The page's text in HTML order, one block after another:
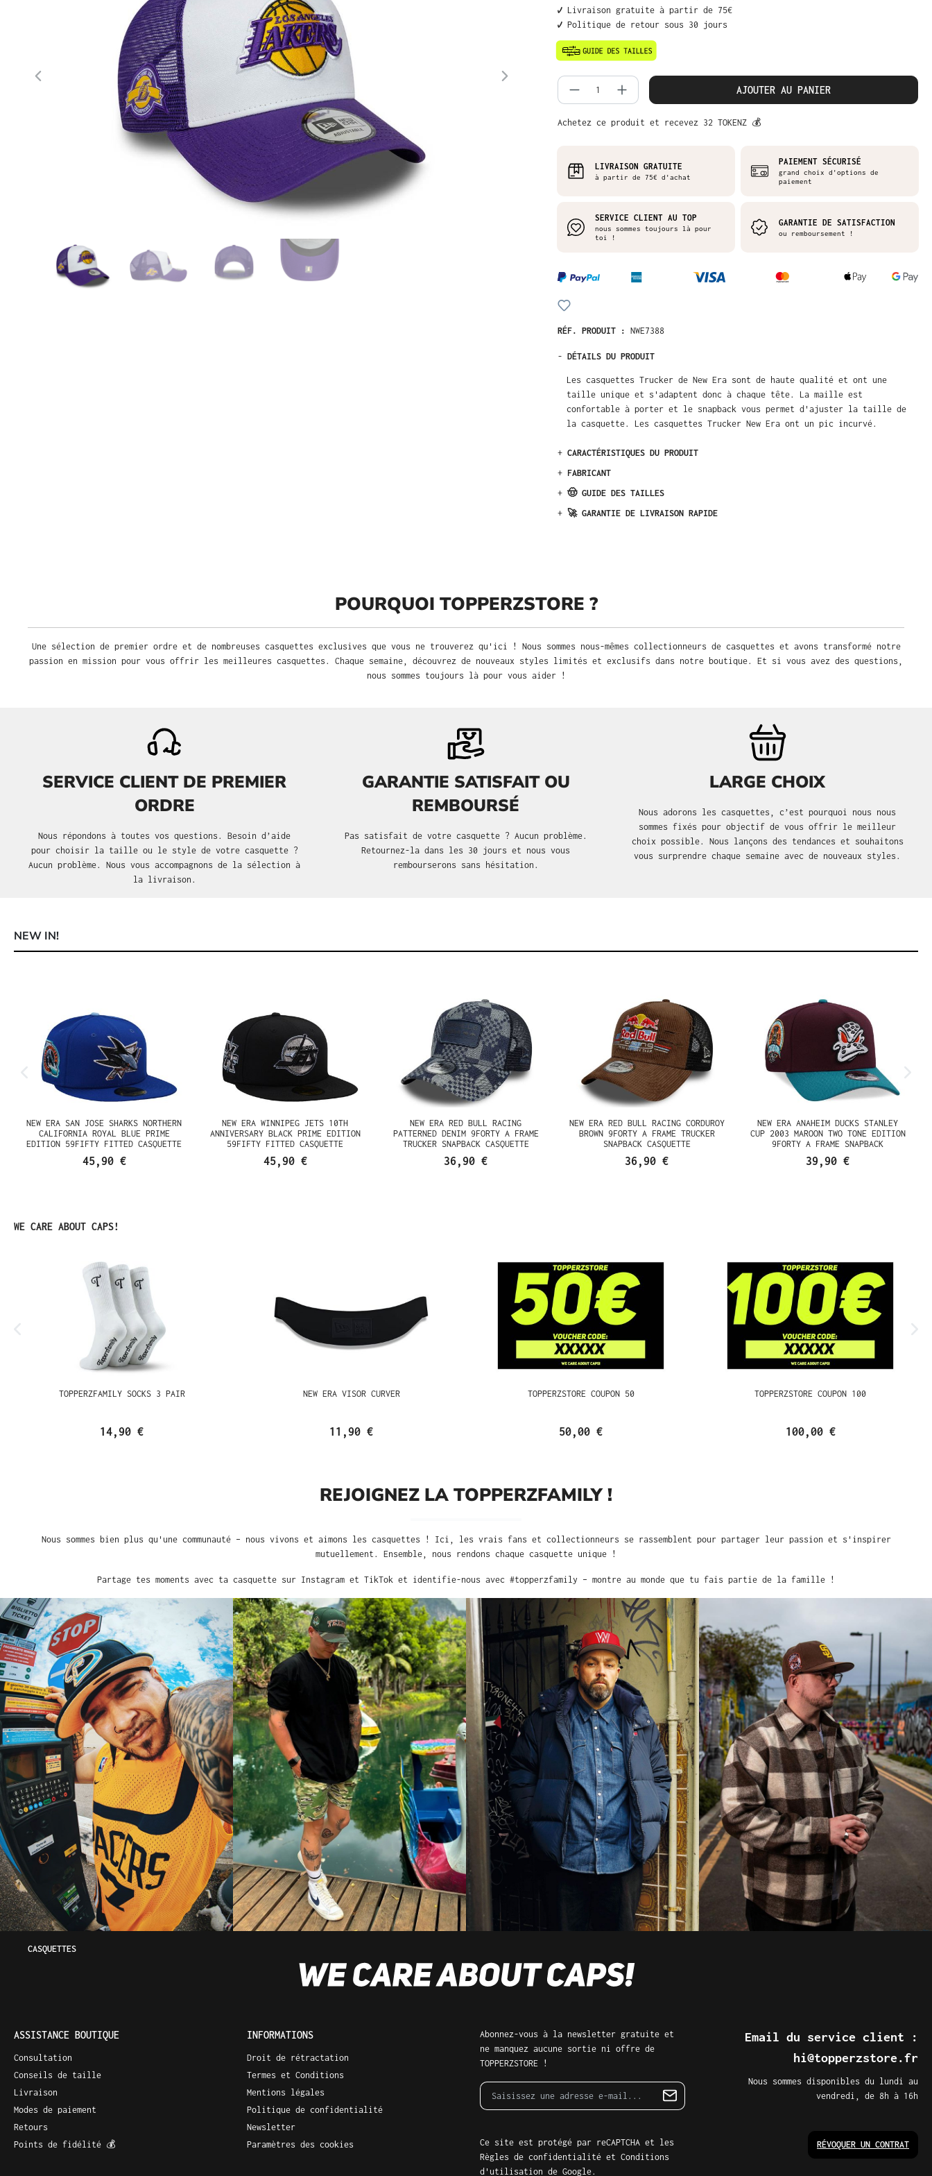
✔️ Livraison gratuite à partir de 75€
✔️ Politique de retour sous 30 jours
Quantité de produit : Entrez la quantité
AJOUTER AU PANIER
Achetez ce produit et recevez 32 TOKENZ 💰
LIVRAISON GRATUITE
à partir de 75€ d'achat
PAIEMENT SÉCURISÉ
grand choix d'options de
paiement
SERVICE CLIENT AU TOP
nous sommes toujours là pour
toi !
GARANTIE DE SATISFACTION
ou remboursement !
RÉF. PRODUIT : NWE7388
- DÉTAILS DU PRODUIT
Les casquettes Trucker de New Era sont de haute qualité et ont une
taille unique et s'adaptent donc à chaque tête. La maille est
confortable à porter et le snapback vous permet d'ajuster la taille de
la casquette. Les casquettes Trucker New Era ont un pic incurvé.
+ CARACTÉRISTIQUES DU PRODUIT
+ FABRICANT
+ 🤠 GUIDE DES TAILLES
+ 🚀 GARANTIE DE LIVRAISON RAPIDE
POURQUOI TOPPERZSTORE ?
Une sélection de premier ordre et de nombreuses casquettes exclusives que vous ne trouverez qu'ici ! Nous sommes nous-mêmes collectionneurs de casquettes et avons transformé notre
passion en mission pour vous offrir les meilleures casquettes. Chaque semaine, découvrez de nouveaux styles limités et exclusifs dans notre boutique. Et si vous avez des questions,
nous sommes toujours là pour vous aider !
SERVICE CLIENT DE PREMIER
ORDRE
Nous répondons à toutes vos questions. Besoin d’aide
pour choisir la taille ou le style de votre casquette ?
Aucun problème. Nous vous accompagnons de la sélection à
la livraison.
GARANTIE SATISFAIT OU
REMBOURSÉ
Pas satisfait de votre casquette ? Aucun problème.
Retournez-la dans les 30 jours et nous vous
rembourserons sans hésitation.
LARGE CHOIX
Nous adorons les casquettes, c’est pourquoi nous nous
sommes fixés pour objectif de vous offrir le meilleur
choix possible. Nous lançons des tendances et souhaitons
vous surprendre chaque semaine avec de nouveaux styles.
NEW IN!
NEW ERA SAN JOSE SHARKS NORTHERN
CALIFORNIA ROYAL BLUE PRIME
EDITION 59FIFTY FITTED CASQUETTE
45,90 €
NEW ERA WINNIPEG JETS 10TH
ANNIVERSARY BLACK PRIME EDITION
59FIFTY FITTED CASQUETTE
45,90 €
NEW ERA RED BULL RACING
PATTERNED DENIM 9FORTY A FRAME
TRUCKER SNAPBACK CASQUETTE
36,90 €
NEW ERA RED BULL RACING CORDUROY
BROWN 9FORTY A FRAME TRUCKER
SNAPBACK CASQUETTE
36,90 €
NEW ERA ANAHEIM DUCKS STANLEY
CUP 2003 MAROON TWO TONE EDITION
9FORTY A FRAME SNAPBACK
39,90 €
Ignorer la galerie de produits
WE CARE ABOUT CAPS!
TOPPERZFAMILY SOCKS 3 PAIR
14,90 €
NEW ERA VISOR CURVER
11,90 €
TOPPERZSTORE COUPON 50
50,00 €
TOPPERZSTORE COUPON 100
100,00 €
REJOIGNEZ LA TOPPERZFAMILY !
Nous sommes bien plus qu'une communauté – nous vivons et aimons les casquettes ! Ici, les vrais fans et collectionneurs se rassemblent pour partager leur passion et s'inspirer
mutuellement. Ensemble, nous rendons chaque casquette unique !
Partage tes moments avec ta casquette sur Instagram et TikTok et identifie-nous avec #topperzfamily – montre au monde que tu fais partie de la famille !
CASQUETTES
ASSISTANCE BOUTIQUE
Consultation
Conseils de taille
Livraison
Modes de paiement
Retours
Points de fidélité 💰
INFORMATIONS
Droit de rétractation
Termes et Conditions
Mentions légales
Politique de confidentialité
Newsletter
Paramètres des cookies
Abonnez-vous à la newsletter gratuite et
ne manquez aucune sortie ni offre de
TOPPERZSTORE !
Ce site est protégé par reCAPTCHA et les
Règles de confidentialité et Conditions
d'utilisation de Google.
Email du service client :
hi@topperzstore.fr
Nous sommes disponibles du lundi au
vendredi, de 8h à 16h
RÉVOQUER UN CONTRAT